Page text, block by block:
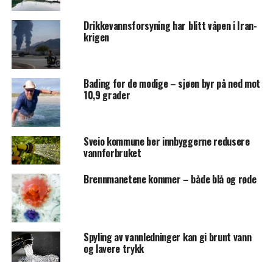
Drikkevannsforsyning har blitt våpen i Iran-
krigen
Bading for de modige – sjøen byr på ned mot
10,9 grader
Sveio kommune ber innbyggerne redusere
vannforbruket
Brennmanetene kommer – både blå og røde
Spyling av vannledninger kan gi brunt vann
og lavere trykk